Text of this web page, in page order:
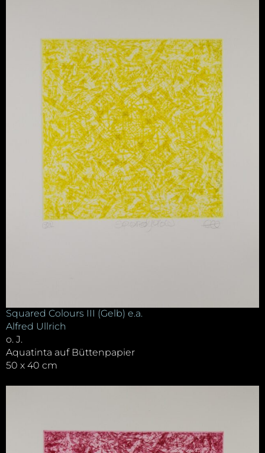
Squared Colours III (Gelb) e.a.
Alfred Ullrich
o. J.
Aquatinta auf Büttenpapier
50 x 40 cm